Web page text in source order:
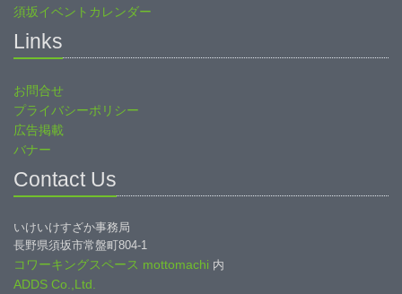
須坂イベントカレンダー
Links
お問合せ
プライバシーポリシー
広告掲載
バナー
Contact Us
いけいけすざか事務局
長野県須坂市常盤町804-1
コワーキングスペース mottomachi 内
ADDS Co.,Ltd.